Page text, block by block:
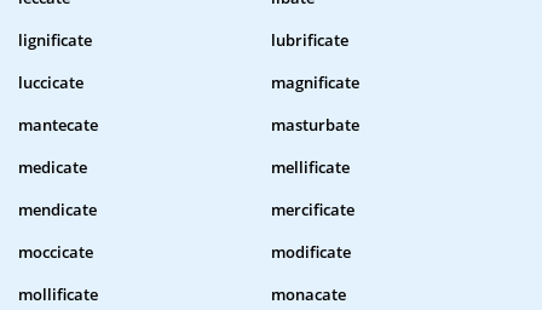
lignificate
lubrificate
luccicate
magnificate
mantecate
masturbate
medicate
mellificate
mendicate
mercificate
moccicate
modificate
mollificate
monacate